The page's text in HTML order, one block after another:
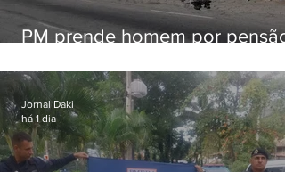
PM prende homem por pensão
Jornal Daki
há 1 dia